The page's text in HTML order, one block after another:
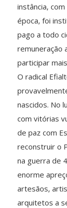
instância,
época, foi
pago a todo
remuneração
participar
O radical
nascidos. No
com vitórias
de paz com
reconstruir o
na guerra de
enorme
artesãos,
arquitetos a